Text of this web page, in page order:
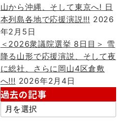
山から沖縄、そして東京へ! 日
本列島各地で応援演説!!! 2026
年2月5日
＜2026衆議院選挙 8日目＞ 雪
降る山形で応援演説、そして夜
に総社、さらに岡山4区倉敷
へ!!! 2026年2月4日
過去の記事
過
去